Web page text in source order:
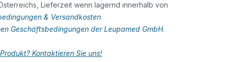
Lieferzeit wenn lagernd innerhalb von
& Versandkosten
Geschäftsbedingungen der Leupamed GmbH.
Kontaktieren Sie uns!